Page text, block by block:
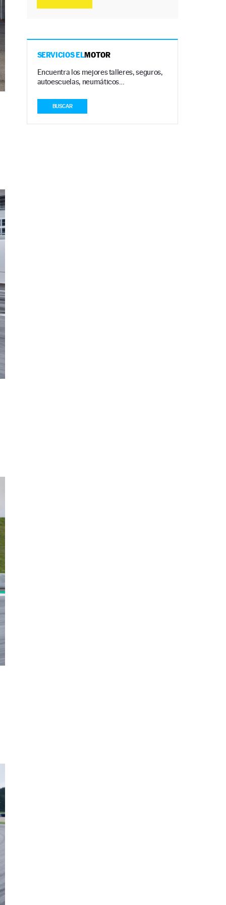
SERVICIOS ELMOTOR
Encuentra los mejores talleres, seguros,
autoescuelas, neumáticos…
BUSCAR